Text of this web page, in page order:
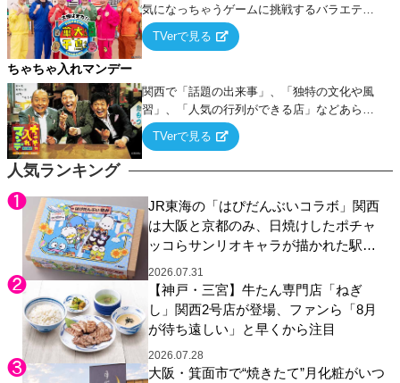
人気ランキング
JR東海の「はぴだんぶいコラボ」関西
は大阪と京都のみ、日焼けしたポチャ
ッコらサンリオキャラが描かれた駅弁
やグッズが登場
2026.07.31
【神戸・三宮】牛たん専門店「ねぎ
し」関西2号店が登場、ファンら「8月
が待ち遠しい」と早くから注目
2026.07.28
大阪・箕面市で“焼きたて”月化粧がいつ
気になっちゃうゲームに挑戦するバラエティ
ー！
TVerで見る
ちゃちゃ入れマンデー
関西で「話題の出来事」、「独特の文化や風
習」、「人気の行列ができる店」などあらゆ
るテーマについて好き放題にちゃちゃを入れ
ていく関西色を前面に押し出したトークバラ
TVerで見る